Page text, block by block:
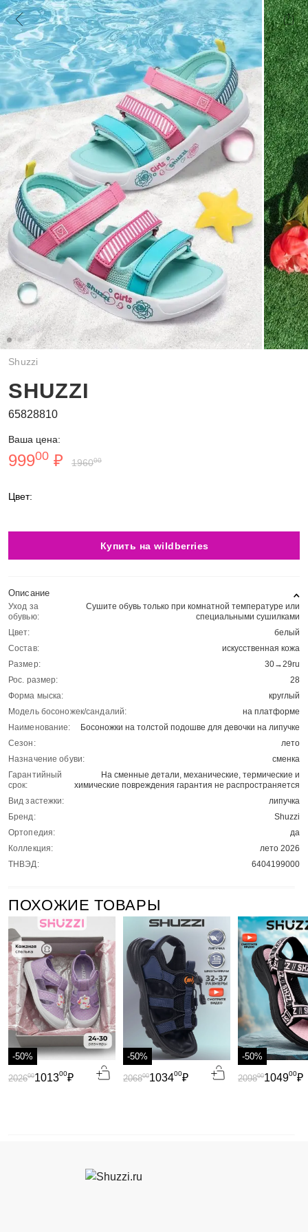
Shuzzi
SHUZZI
65828810
Ваша цена:
99900 ₽ 196000
Цвет:
Купить на wildberries
Описание
Уход за
обувью:
Сушите обувь только при комнатной температуре или
специальными сушилками
Цвет:
белый
Состав:
искусственная кожа
Размер:
30→29ru
Рос. размер:
28
Форма мыска:
круглый
Модель босоножек/сандалий:
на платформе
Наименование:
Босоножки на толстой подошве для девочки на липучке
Сезон:
лето
Назначение обуви:
сменка
Гарантийный
срок:
На сменные детали, механические, термические и
химические повреждения гарантия не распространяется
Вид застежки:
липучка
Бренд:
Shuzzi
Ортопедия:
да
Коллекция:
лето 2026
ТНВЭД:
6404199000
ПОХОЖИЕ ТОВАРЫ
-50%
101300₽
202600
-50%
103400₽
206800
-50%
104900₽
209800